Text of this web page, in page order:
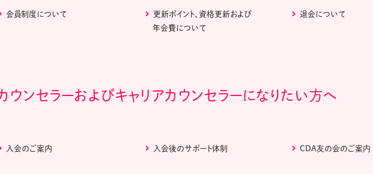
会員制度について
更新ポイント、資格更新および
年会費について
退会について
ウンセラーおよびキャリアカウンセラーになりたい方へ
入会のご案内 入会後のサポート体制 CDA友の会のご案内